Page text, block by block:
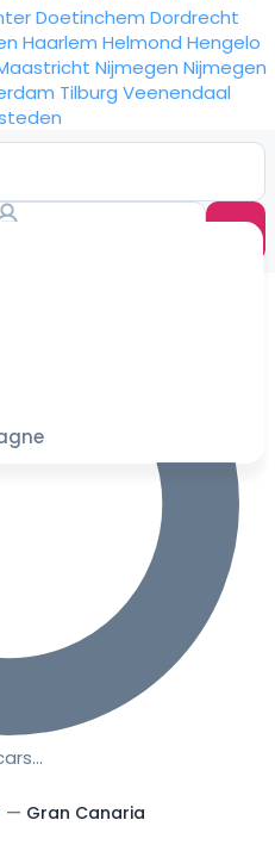
Doetinchem Dordrecht
Haarlem Helmond Hengelo
Nijmegen Nijmegen
Tilburg Veenendaal
— Gran Canaria